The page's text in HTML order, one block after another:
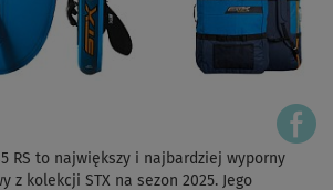
RS to największy i najbardziej wyporny
z kolekcji STX na sezon 2025. Jego